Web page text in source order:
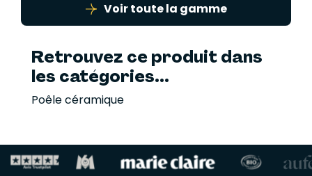
Voir toute la gamme
Retrouvez ce produit dans
les catégories...
Poêle céramique